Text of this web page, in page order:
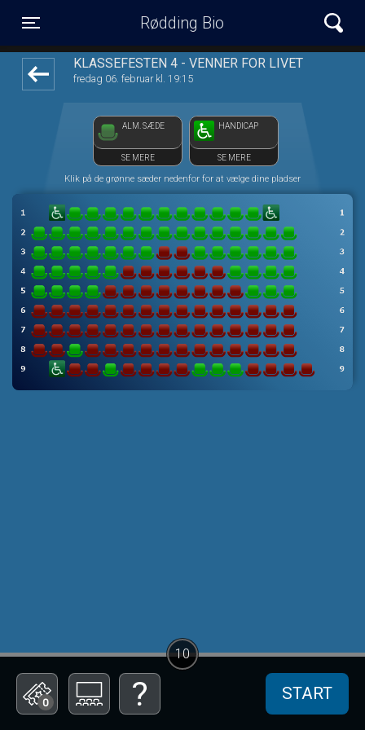
Rødding Bio
KLASSEFESTEN 4 - VENNER FOR LIVET
fredag 06. februar kl. 19:15
ALM. SÆDE
SE MERE
HANDICAP
SE MERE
Klik på de grønne sæder nedenfor for at vælge dine pladser
0 START
10
1step-front02 014716